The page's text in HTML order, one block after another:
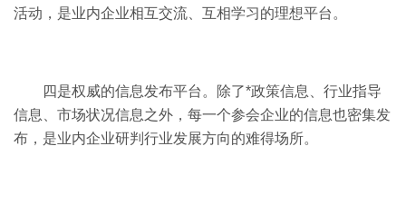
活动，是业内企业相互交流、互相学习的理想平台。
四是权威的信息发布平台。除了*政策信息、行业指导
信息、市场状况信息之外，每一个参会企业的信息也密集发
布，是业内企业研判行业发展方向的难得场所。